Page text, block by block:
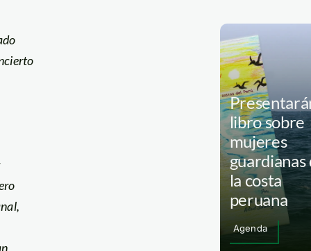
libro sobre
mujeres
guardianas
la costa
peruana
Agenda